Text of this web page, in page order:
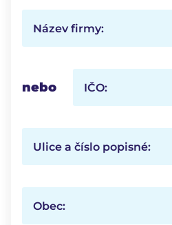
Název firmy:
nebo IČO:
Ulice a číslo popisné:
Obec: